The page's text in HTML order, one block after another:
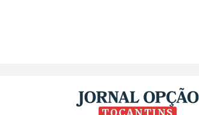
TOCANTINS